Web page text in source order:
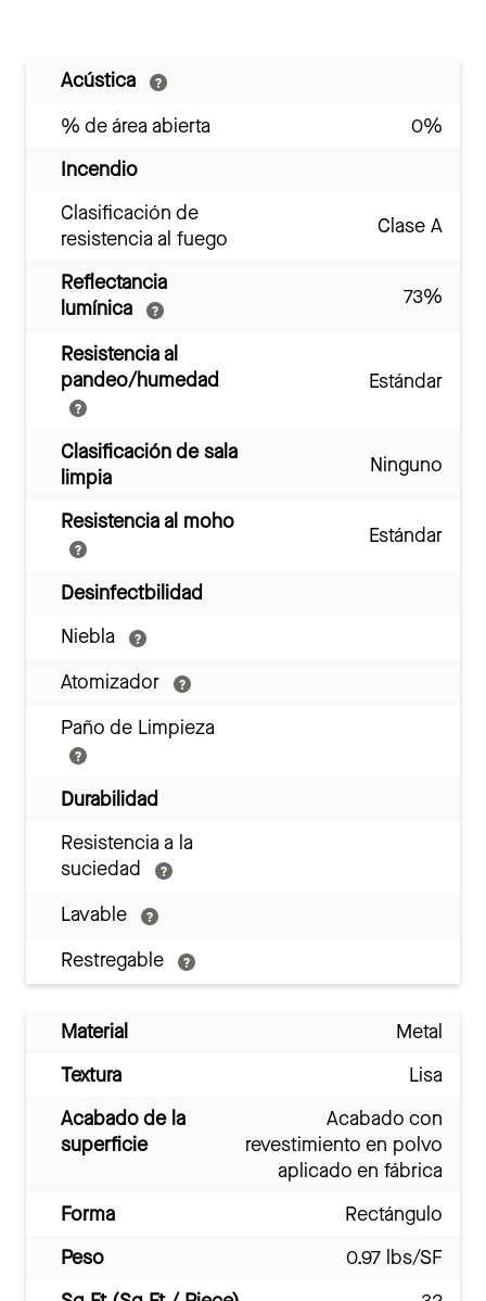
Acústica
% de área abierta
0%
Incendio
Clasificación de
resistencia al fuego
Clase A
Reflectancia
lumínica
73%
Resistencia al
pandeo/humedad
Estándar
Clasificación de sala
limpia
Ninguno
Resistencia al moho
Estándar
Desinfectbilidad
Niebla
Atomizador
Paño de Limpieza
Durabilidad
Resistencia a la
suciedad
Lavable
Restregable
Material
Metal
Textura
Lisa
Acabado de la
superficie
Acabado con
revestimiento en polvo
aplicado en fábrica
Forma
Rectángulo
Peso
0.97 lbs/SF